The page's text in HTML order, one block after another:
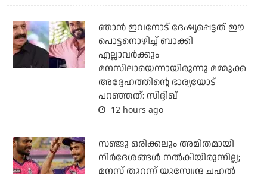
ഞാന്‍ ഇവനോട് ദേഷ്യപ്പെട്ടത് ഈ
പൊട്ടനൊഴിച്ച് ബാക്കി
എല്ലാവര്‍ക്കും
മനസിലായെന്നായിരുന്നു മമ്മൂക്ക
അദ്ദേഹത്തിന്റെ ഭാര്യയോട്
പറഞ്ഞത്: സിദ്ദിഖ്
12 hours ago
സഞ്ജു ഒരിക്കലും അമിതമായി
നിര്‍ദേശങ്ങള്‍ നല്‍കിയിരുന്നില്ല;